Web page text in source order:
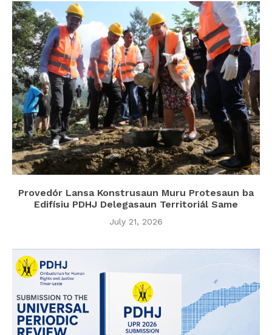
Provedór Lansa Konstrusaun Muru Protesaun ba
Edifísiu PDHJ Delegasaun Territoriál Same
July 21, 2026